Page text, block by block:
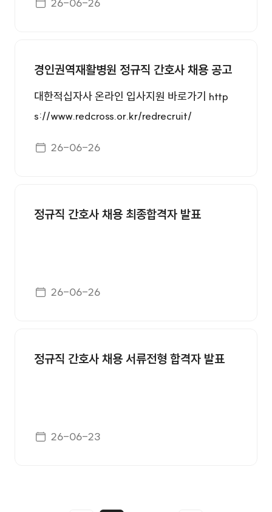
경인권역재활병원 정규직 간호사 채용 공고
대한적십자사 온라인 입사지원 바로가기 http
s://www.redcross.or.kr/redrecruit/
게시일자
26-06-26
정규직 간호사 채용 최종합격자 발표
게시일자
26-06-26
정규직 간호사 채용 서류전형 합격자 발표
게시일자
26-06-23